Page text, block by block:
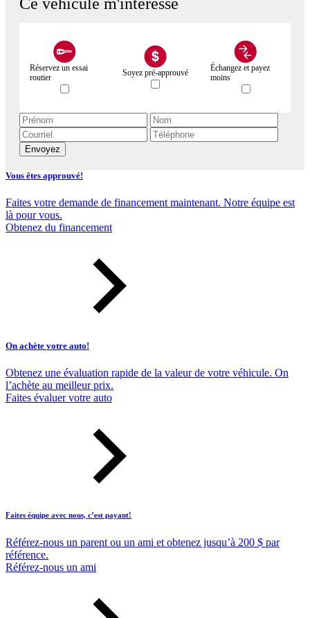
Réservez un essai
routier
Soyez pré-approuvé
Échangez et payez
moins
Envoyez
Vous êtes approuvé!
Faites votre demande de financement maintenant. Notre équipe est
là pour vous.
Obtenez du financement
On achète votre auto!
Obtenez une évaluation rapide de la valeur de votre véhicule. On
l’achète au meilleur prix.
Faites évaluer votre auto
Faites équipe avec nous, c’est payant!
Référez-nous un parent ou un ami et obtenez jusqu’à 200 $ par
référence.
Référez-nous un ami